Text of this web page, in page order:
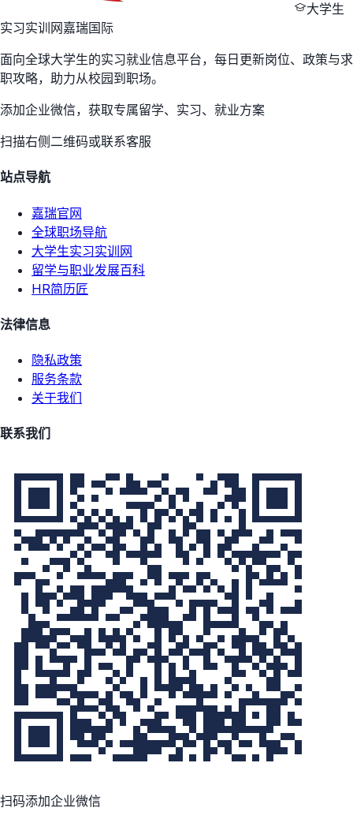
大学生
实习实训网嘉瑞国际
面向全球大学生的实习就业信息平台，每日更新岗位、政策与求
职攻略，助力从校园到职场。
添加企业微信，获取专属留学、实习、就业方案
扫描右侧二维码或联系客服
站点导航
嘉瑞官网
全球职场导航
大学生实习实训网
留学与职业发展百科
HR简历匠
法律信息
隐私政策
服务条款
关于我们
联系我们
扫码添加企业微信